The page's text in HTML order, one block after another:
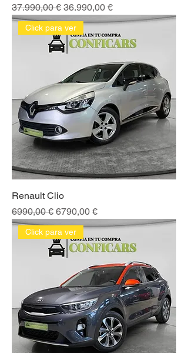
Precio
37.990,00 € Precio de oferta
36.990,00 €
Click para ver
Renault Clio
Precio
6990,00 € Precio de oferta
6790,00 €
Click para ver